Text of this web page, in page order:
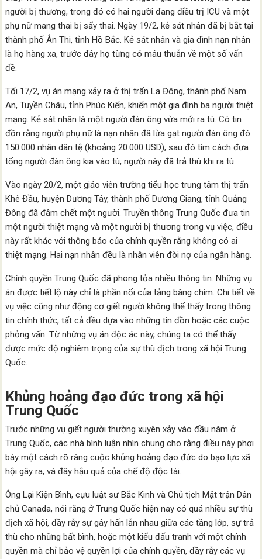
người bị thương, trong đó có hai người đang điều trị ICU và một
phụ nữ mang thai bị sẩy thai. Ngày 19/2, kẻ sát nhân đã bị bắt tại
thành phố Ân Thi, tỉnh Hồ Bắc. Kẻ sát nhân và gia đình nạn nhân
là họ hàng xa, trước đây họ từng có mâu thuẫn về một số vấn
đề.
Tối 17/2, vụ án mạng xảy ra ở thị trấn La Đông, thành phố Nam
An, Tuyền Châu, tỉnh Phúc Kiến, khiến một gia đình ba người thiệt
mạng. Kẻ sát nhân là một người đàn ông vừa mới ra tù. Có tin
đồn rằng người phụ nữ là nạn nhân đã lừa gạt người đàn ông đó
150.000 nhân dân tệ (khoảng 20.000 USD), sau đó tìm cách đưa
tống người đàn ông kia vào tù, người này đã trả thù khi ra tù.
Vào ngày 20/2, một giáo viên trường tiểu học trung tâm thị trấn
Khê Đầu, huyện Dương Tây, thành phố Dương Giang, tỉnh Quảng
Đông đã đâm chết một người. Truyền thông Trung Quốc đưa tin
một người thiệt mạng và một người bị thương trong vụ việc, điều
này rất khác với thông báo của chính quyền rằng không có ai
thiệt mạng. Hai nạn nhân đều là nhân viên đòi nợ của ngân hàng.
Chính quyền Trung Quốc đã phong tỏa nhiều thông tin. Những vụ
án được tiết lộ này chỉ là phần nổi của tảng băng chìm. Chi tiết về
vụ việc cũng như động cơ giết người không thể thấy trong thông
tin chính thức, tất cả đều dựa vào những tin đồn hoặc các cuộc
phỏng vấn. Từ những vụ án độc ác này, chúng ta có thể thấy
được mức độ nghiêm trọng của sự thù địch trong xã hội Trung
Quốc.
Khủng hoảng đạo đức trong xã hội
Trung Quốc
Trước những vụ giết người thường xuyên xảy vào đầu năm ở
Trung Quốc, các nhà bình luận nhìn chung cho rằng điều này phơi
bày một cách rõ ràng cuộc khủng hoảng đạo đức do bạo lực xã
hội gây ra, và đây hậu quả của chế độ độc tài.
Ông Lại Kiện Bình, cựu luật sư Bắc Kinh và Chủ tịch Mặt trận Dân
chủ Canada, nói rằng ở Trung Quốc hiện nay có quá nhiều sự thù
địch xã hội, đầy rẫy sự gây hấn lẫn nhau giữa các tầng lớp, sự trả
thù cho những bất bình, hoặc một kiểu đấu tranh với một chính
quyền mà chỉ bảo vệ quyền lợi của chính quyền, đầy rẫy các vụ